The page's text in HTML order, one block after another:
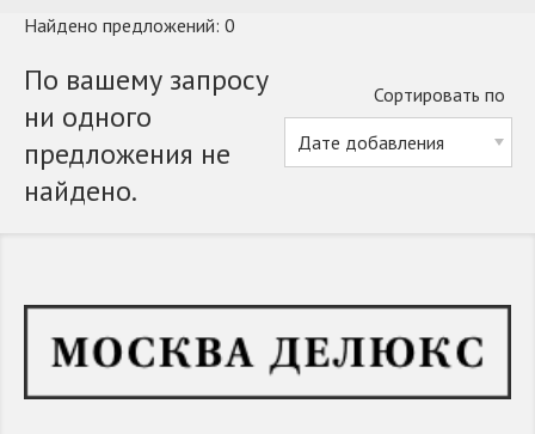
Найдено предложений: 0
Сортировать по
По вашему запросу
ни одного
предложения не
найдено.